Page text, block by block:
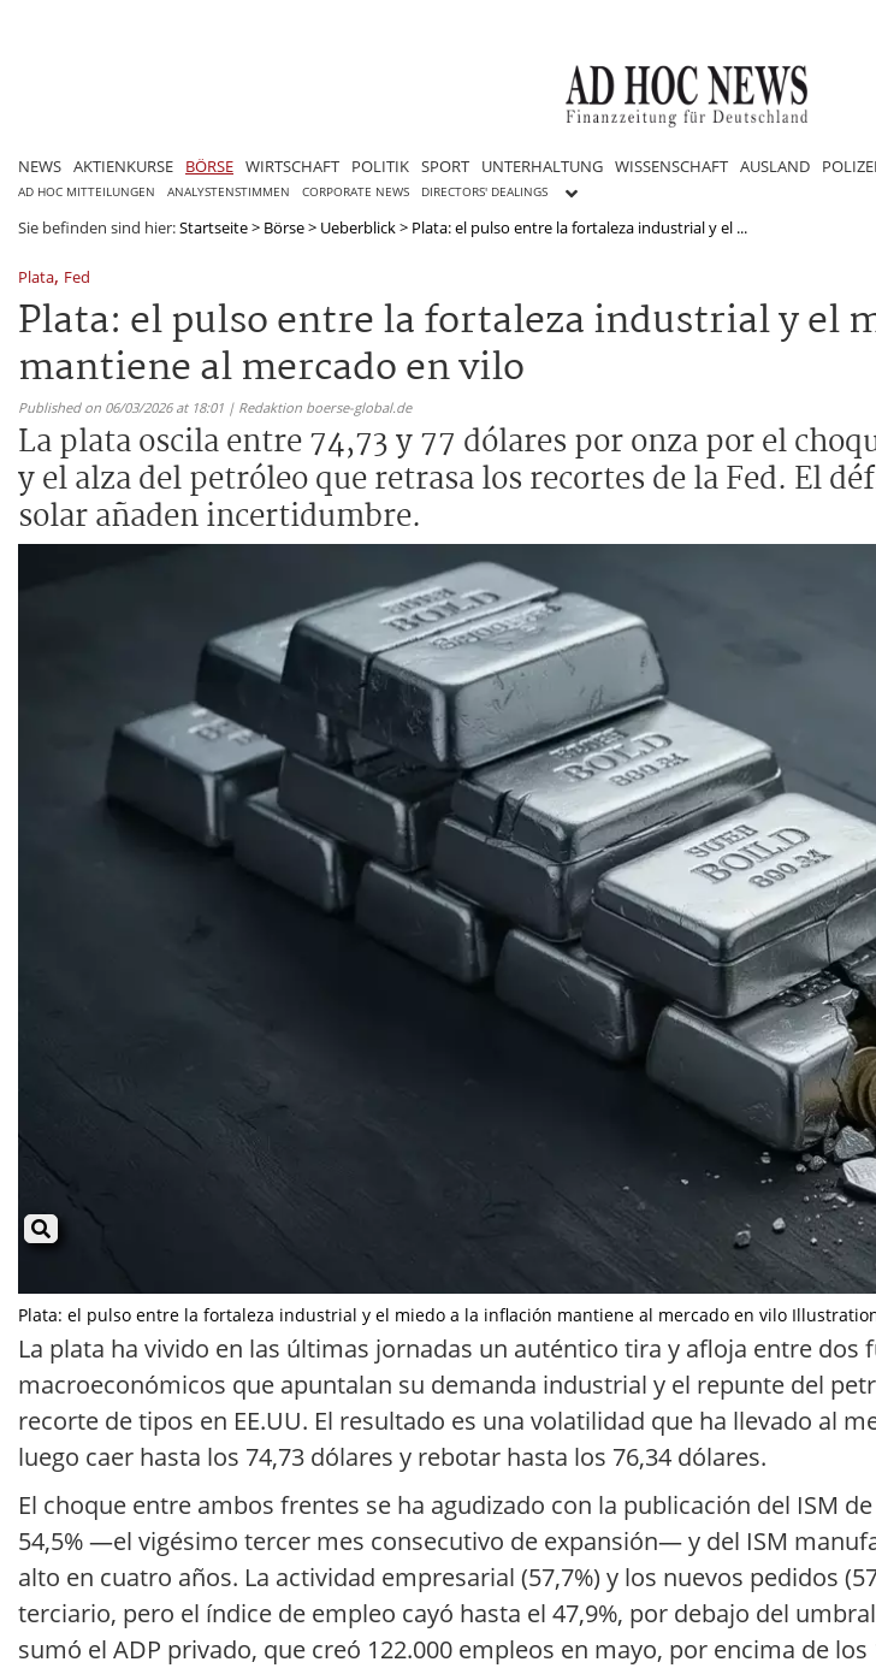
NEWS AKTIENKURSE BÖRSE WIRTSCHAFT POLITIK SPORT UNTERHALTUNG WISSENSCHAFT AUSLAND POLIZEI
AD HOC MITTEILUNGEN ANALYSTENSTIMMEN CORPORATE NEWS DIRECTORS' DEALINGS
Sie befinden sind hier:Startseite> Börse> Ueberblick> Plata: el pulso entre la fortaleza industrial y el ...
Plata, Fed
Plata: el pulso entre la fortaleza industrial y el
mantiene al mercado en vilo
Published on 06/03/2026 at 18:01 | Redaktion boerse-global.de
La plata oscila entre 74,73 y 77 dólares por onza por el
y el alza del petróleo que retrasa los recortes de la Fed. El
solar añaden incertidumbre.
Plata: el pulso entre la fortaleza industrial y el miedo a la inflación mantiene al mercado en vilo
La plata ha vivido en las últimas jornadas un auténtico tira y afloja entre dos
macroeconómicos que apuntalan su demanda industrial y el repunte del
recorte de tipos en EE.UU. El resultado es una volatilidad que ha llevado al
luego caer hasta los 74,73 dólares y rebotar hasta los 76,34 dólares.
El choque entre ambos frentes se ha agudizado con la publicación del ISM
54,5% —el vigésimo tercer mes consecutivo de expansión— y del ISM
alto en cuatro años. La actividad empresarial (57,7%) y los nuevos pedidos
terciario, pero el índice de empleo cayó hasta el 47,9%, por debajo del
sumó el ADP privado, que creó 122.000 empleos en mayo, por encima de